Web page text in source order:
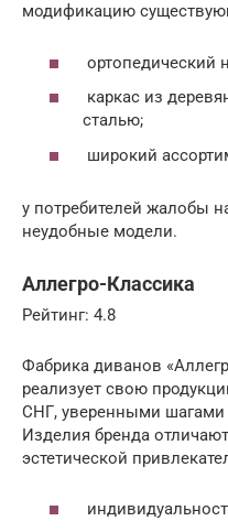
модификацию
ортопедический
каркас из
сталью;
широкий
у потребителей жалобы
неудобные модели.
Аллегро-Классика
Рейтинг: 4.8
Фабрика диванов
реализует свою
СНГ, уверенными шагами
Изделия бренда
эстетической